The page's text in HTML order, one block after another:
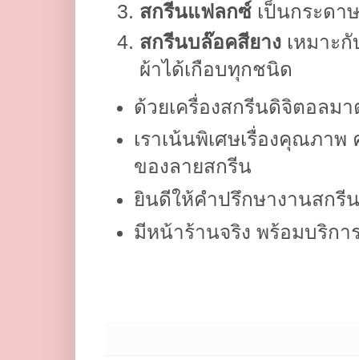
สกรีนแฟลกซ์ เป็นกระดา
สกรีนบล๊อคสียาง เหมาะ
ผ้าได้เกือบทุกชนิด
ด้วยเครื่องสกรีนดิจิตอลม
เราเน้นพิเศษเรื่องคุณภา
ของลายสกรีน
ยินดีให้คำปรึกษางานสกรี
มีหน้าร้านจริง พร้อมบริกา